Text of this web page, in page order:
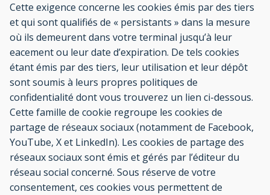
Cette exigence concerne les cookies émis par des tiers
et qui sont qualifiés de « persistants » dans la mesure
où ils demeurent dans votre terminal jusqu’à leur
eacement ou leur date d’expiration. De tels cookies
étant émis par des tiers, leur utilisation et leur dépôt
sont soumis à leurs propres politiques de
confidentialité dont vous trouverez un lien ci-dessous.
Cette famille de cookie regroupe les cookies de
partage de réseaux sociaux (notamment de Facebook,
YouTube, X et LinkedIn). Les cookies de partage des
réseaux sociaux sont émis et gérés par l’éditeur du
réseau social concerné. Sous réserve de votre
consentement, ces cookies vous permettent de